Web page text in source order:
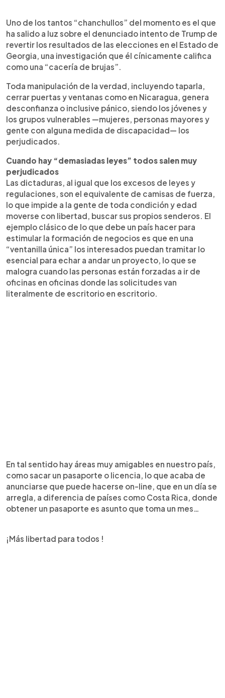
Uno de los tantos “chanchullos” del momento es el que
ha salido a luz sobre el denunciado intento de Trump de
revertir los resultados de las elecciones en el Estado de
Georgia, una investigación que él cínicamente califica
como una “cacería de brujas”.
Toda manipulación de la verdad, incluyendo taparla,
cerrar puertas y ventanas como en Nicaragua, genera
desconfianza o inclusive pánico, siendo los jóvenes y
los grupos vulnerables —mujeres, personas mayores y
gente con alguna medida de discapacidad— los
perjudicados.
Cuando hay “demasiadas leyes” todos salen muy
perjudicados
Las dictaduras, al igual que los excesos de leyes y
regulaciones, son el equivalente de camisas de fuerza,
lo que impide a la gente de toda condición y edad
moverse con libertad, buscar sus propios senderos. El
ejemplo clásico de lo que debe un país hacer para
estimular la formación de negocios es que en una
“ventanilla única” los interesados puedan tramitar lo
esencial para echar a andar un proyecto, lo que se
malogra cuando las personas están forzadas a ir de
oficinas en oficinas donde las solicitudes van
literalmente de escritorio en escritorio.
En tal sentido hay áreas muy amigables en nuestro país,
como sacar un pasaporte o licencia, lo que acaba de
anunciarse que puede hacerse on-line, que en un día se
arregla, a diferencia de países como Costa Rica, donde
obtener un pasaporte es asunto que toma un mes…
¡Más libertad para todos !